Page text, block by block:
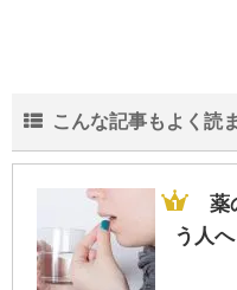
こんな記事もよく読
薬
う人